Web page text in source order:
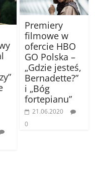
Premiery
filmowe w
ofercie HBO
GO Polska –
„Gdzie jesteś,
Bernadette?”
i „Bóg
fortepianu”
21.06.2020
0